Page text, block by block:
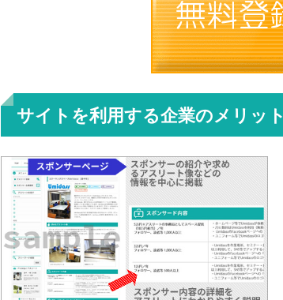
サイトを利用する企業のメリット